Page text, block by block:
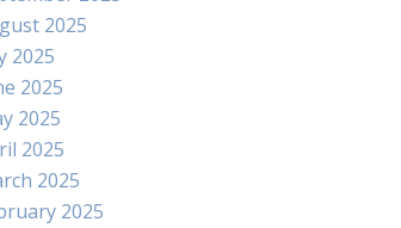
2025
2025
2025
2025
2025
2025
2025